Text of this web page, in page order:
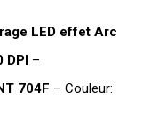
LED effet Arc
DPI –
704F – Couleur: